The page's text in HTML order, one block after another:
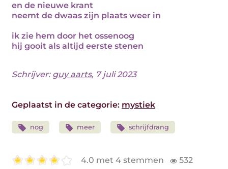
en de nieuwe krant
neemt de dwaas zijn plaats weer in
ik zie hem door het ossenoog
hij gooit als altijd eerste stenen
Schrijver: guy aarts, 7 juli 2023
Geplaatst in de categorie: mystiek
nog meer schrijfdrang
4.0 met 4 stemmen 532